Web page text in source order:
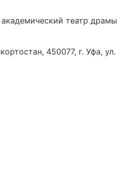
театр драмы
450077, г. Уфа, ул.